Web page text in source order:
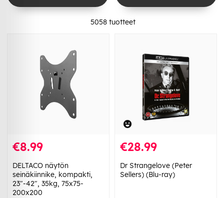
5058 tuotteet
€8.99
DELTACO näytön
seinäkiinnike, kompakti,
23"-42", 35kg, 75x75-
200x200
€28.99
Dr Strangelove (Peter
Sellers) (Blu-ray)